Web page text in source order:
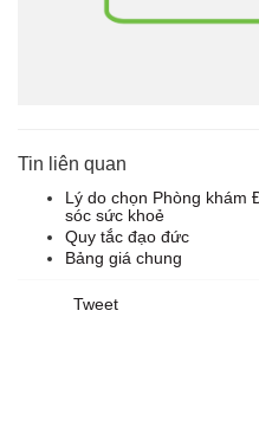
Tin liên quan
Lý do chọn Phòng khám
sóc sức khoẻ
Quy tắc đạo đức
Bảng giá chung
Tweet